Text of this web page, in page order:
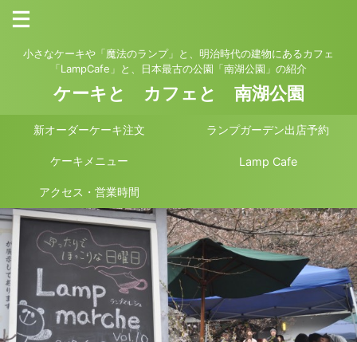
小さなケーキや「魔法のランプ」と、明治時代の建物にあるカフェ
「LampCafe」と、日本最古の公園「南湖公園」の紹介
ケーキと カフェと 南湖公園
新オーダーケーキ注文 ランプガーデン出店予約
ケーキメニュー Lamp Cafe
アクセス・営業時間